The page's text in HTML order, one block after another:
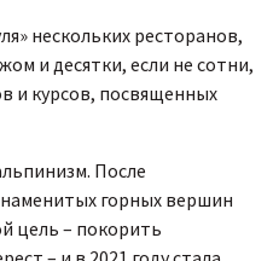
нескольких ресторанов,
и десятки, если не сотни,
и курсов, посвященных
После
горных вершин
цель – покорить